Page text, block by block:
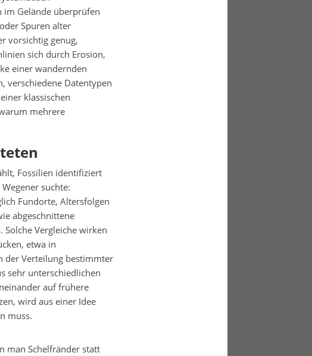
im Gelände überprüfen
Spuren alter
vorsichtig genug,
sich durch Erosion,
einer wandernden
verschiedene Datentypen
klassischen
mehrere
Fossilien identifiziert
suchte:
Fundorte, Altersfolgen
abgeschnittene
Solche Vergleiche wirken
etwa in
der Verteilung bestimmter
sehr unterschiedlichen
auf frühere
wird aus einer Idee
muss.
man Schelfränder statt